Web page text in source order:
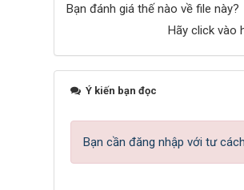
Bạn đánh giá thế nào về file này?
Hãy click vào
Ý kiến bạn đọc
Bạn cần đăng nhập với tư